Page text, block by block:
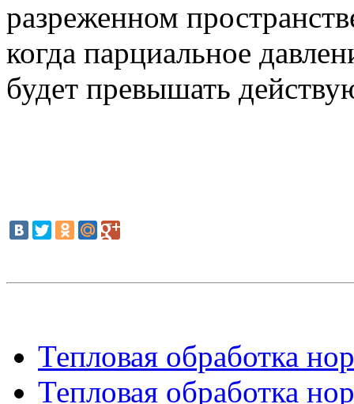
разреженном
когда парциальное
будет превышать
Тепловая обработка
Тепловая обработка